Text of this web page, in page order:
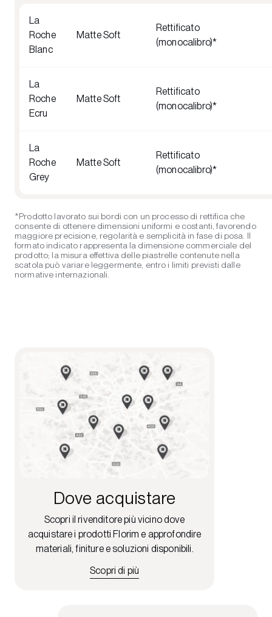
La
Roche
Blanc
Matte Soft
Rettificato
(monocalibro)*
La
Roche
Ecru
Matte Soft
Rettificato
(monocalibro)*
La
Roche
Grey
Matte Soft
Rettificato
(monocalibro)*
*Prodotto lavorato sui bordi con un processo di rettifica che
consente di ottenere dimensioni uniformi e costanti, favorendo
maggiore precisione, regolarità e semplicità in fase di posa. Il
formato indicato rappresenta la dimensione commerciale del
prodotto; la misura effettiva delle piastrelle contenute nella
scatola può variare leggermente, entro i limiti previsti dalle
normative internazionali.
Dove acquistare
Scopri il rivenditore più vicino dove
acquistare i prodotti Florim e approfondire
materiali, finiture e soluzioni disponibili.
Scopri di più